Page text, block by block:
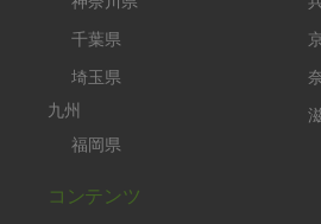
千葉県
埼玉県
九州
福岡県
コンテンツ